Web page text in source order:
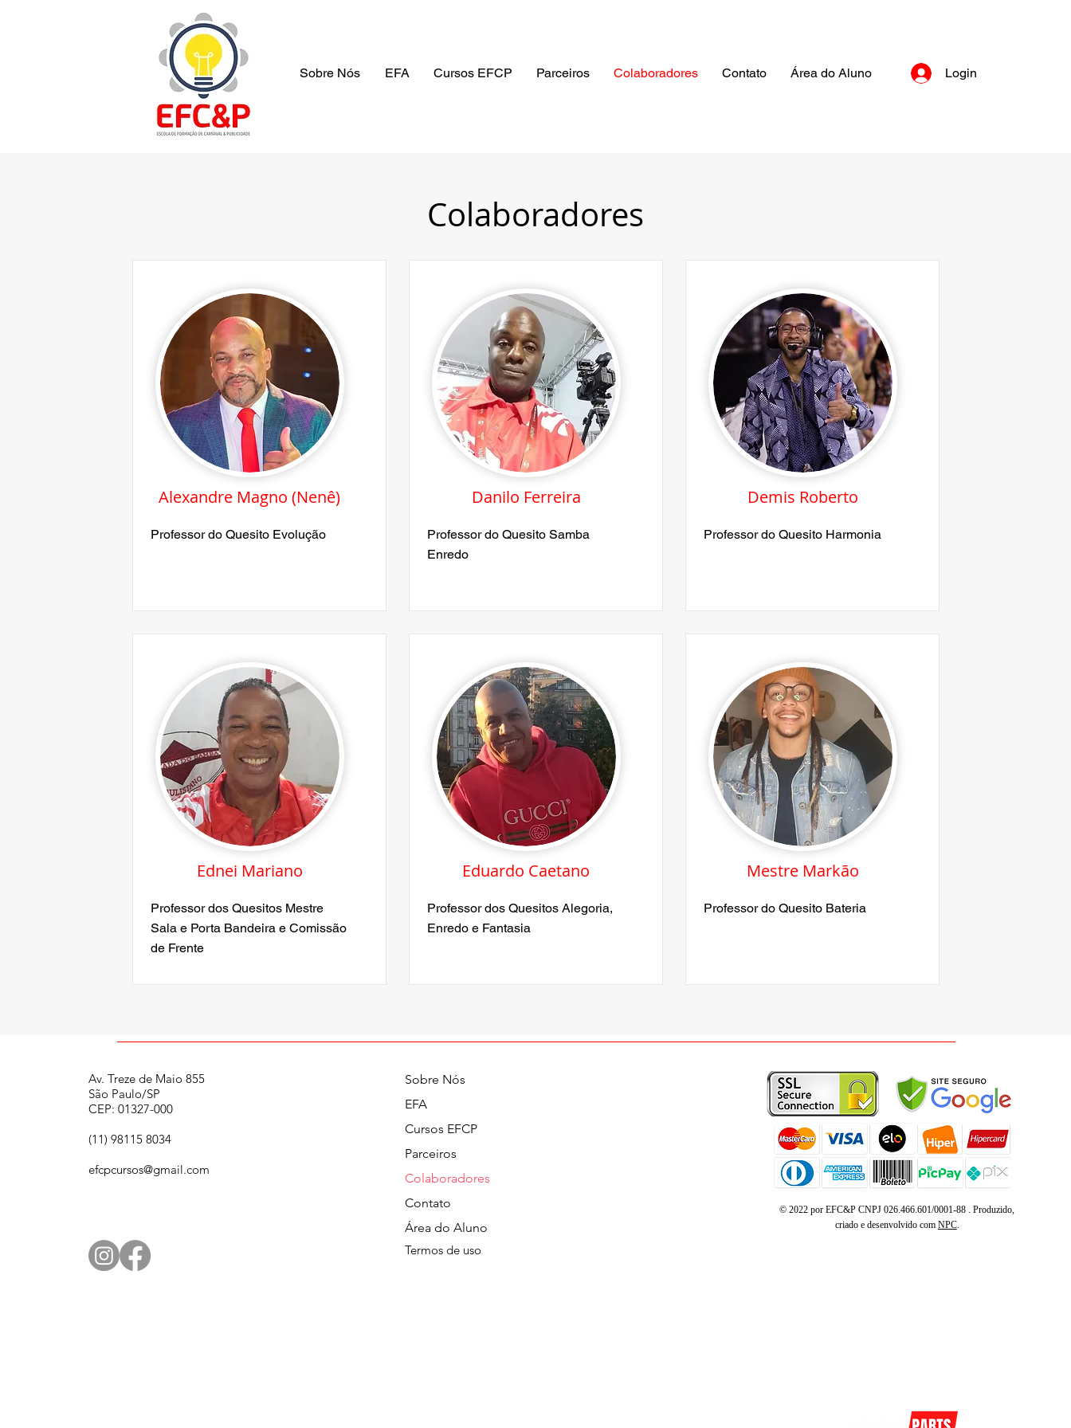
Sobre Nós EFA Cursos EFCP Parceiros Colaboradores Contato Área do Aluno Login
Colaboradores
Alexandre Magno (Nenê)
Professor do Quesito Evolução
Ednei Mariano
Professor dos Quesitos Mestre
Sala e Porta Bandeira e Comissão
de Frente
Danilo Ferreira
Professor do Quesito Samba
Enredo
Eduardo Caetano
Professor dos Quesitos Alegoria,
Enredo e Fantasia
Demis Roberto
Professor do Quesito Harmonia
Mestre Markão
Professor do Quesito Bateria
Av. Treze de Maio 855
São Paulo/SP
CEP: 01327-000
(11) 98115 8034
efcpcursos@gmail.com
Sobre Nós
EFA
Cursos EFCP
Parceiros
Colaboradores
Contato
Área do Aluno
Termos de uso
© 2022 por EFC&P CNPJ 026.466.601/0001-88 . Produzido,
criado e desenvolvido com NPC.